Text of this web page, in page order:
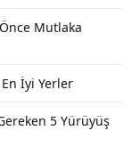
Mutlaka
İyi Yerler
5 Yürüyüş